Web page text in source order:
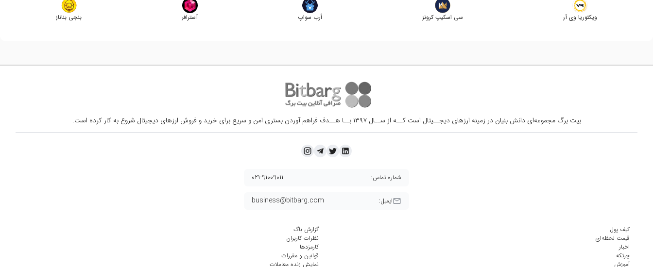
ویکتوریا وی آر سی اسکیپ کرونز أرب سواپ آسترافر بنجی بناناز
بیت برگ مجموعه‌ای دانش بنیان در زمینه ارزهای دیجــیتال است کــه از ســال ۱۳۹۷ بــا هــدف فراهم آوردن بستری امن و سریع برای خرید و فروش ارزهای دیجیتال شروع به کار کرده است.
ایمیل: business@bitbarg.com
شماره تماس: ۰۲۱-۹۱۰۰۹۰۱۱
کیف پول
قیمت لحظه‌ای
اخبار
چرتکه
آموزش
گزارش باگ
نظرات کاربران
کارمزد‌ها
قوانین و مقررات
نمایش زنده معاملات